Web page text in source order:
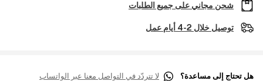
شحن مجاني على جميع الطلبات
توصيل خلال 2-4 أيام عمل
هل تحتاج إلى مساعدة؟ لا تتردّد في التواصل معنا عبر الواتساب